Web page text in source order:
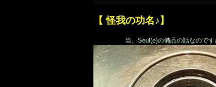
【 怪我の功名♪】
当、Seul(e)の備品の話なのです